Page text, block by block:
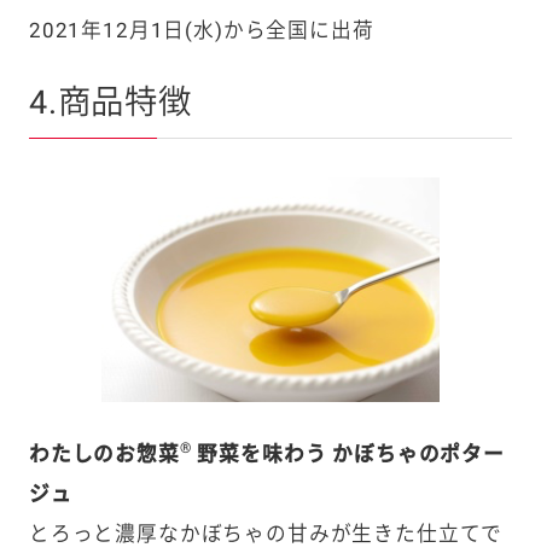
2021年12月1日(水)から全国に出荷
4.商品特徴
わたしのお惣菜® 野菜を味わう かぼちゃのポター
ジュ
とろっと濃厚なかぼちゃの甘みが生きた仕立てで